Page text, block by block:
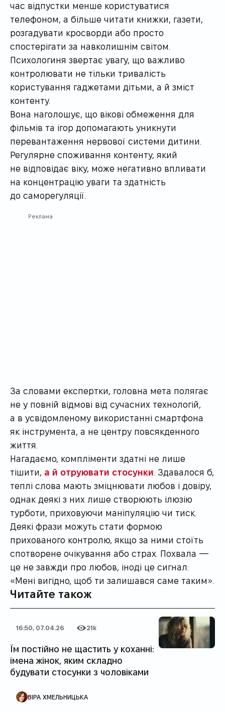
час відпустки менше користуватися
телефоном, а більше читати книжки, газети,
розгадувати кросворди або просто
спостерігати за навколишнім світом.
Психологиня звертає увагу, що важливо
контролювати не тільки тривалість
користування гаджетами дітьми, а й зміст
контенту.
Вона наголошує, що вікові обмеження для
фільмів та ігор допомагають уникнути
перевантаження нервової системи дитини.
Регулярне споживання контенту, який
не відповідає віку, може негативно впливати
на концентрацію уваги та здатність
до саморегуляції.
Реклама
За словами експертки, головна мета полягає
не у повній відмові від сучасних технологій,
а в усвідомленому використанні смартфона
як інструмента, а не центру повсякденного
життя.
Нагадаємо, компліменти здатні не лише
тішити, а й отруювати стосунки . Здавалося б,
теплі слова мають зміцнювати любов і довіру,
однак деякі з них лише створюють ілюзію
турботи, приховуючи маніпуляцію чи тиск.
Деякі фрази можуть стати формою
прихованого контролю, якщо за ними стоїть
спотворене очікування або страх. Похвала —
це не завжди про любов, іноді це сигнал:
«Мені вигідно, щоб ти залишався саме таким».
Читайте також
Дата публікації
16:50, 07.04.26
Категорія
Кількість переглядів
21k
Їм постійно не щастить у коханні:
імена жінок, яким складно
будувати стосунки з чоловіками
ВІРА ХМЕЛЬНИЦЬКА